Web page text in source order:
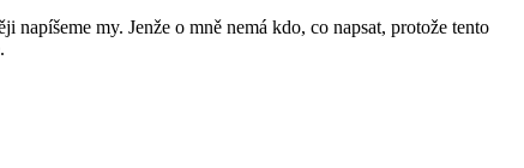
my. Jenže o mně nemá kdo, co napsat, protože tento